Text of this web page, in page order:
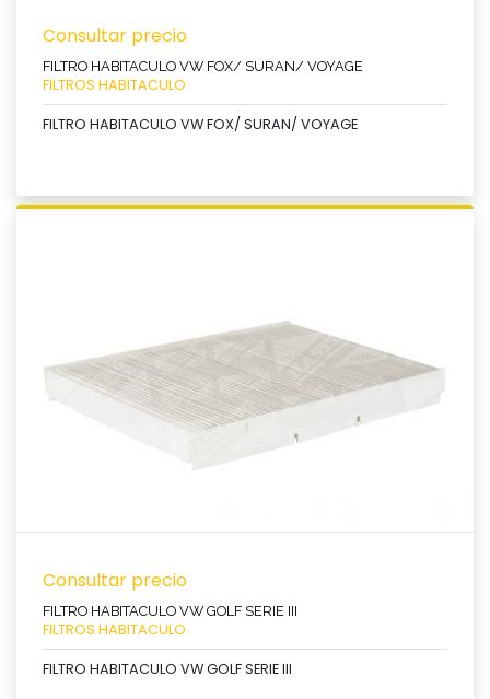
Consultar precio
FILTRO HABITACULO VW FOX/ SURAN/ VOYAGE
FILTROS HABITACULO
FILTRO HABITACULO VW FOX/ SURAN/ VOYAGE
Ver producto
Consultar precio
FILTRO HABITACULO VW GOLF SERIE III
FILTROS HABITACULO
FILTRO HABITACULO VW GOLF SERIE III